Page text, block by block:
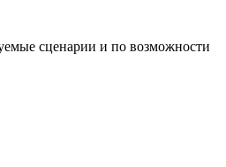
сценарии и по возможности